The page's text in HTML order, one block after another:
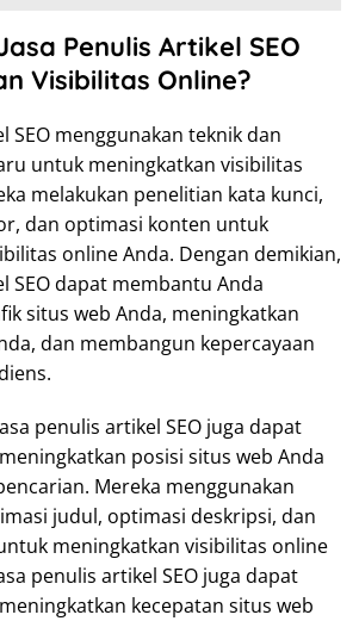
Penulis Artikel SEO
Visibilitas Online?
SEO menggunakan teknik dan
untuk meningkatkan visibilitas
melakukan penelitian kata kunci,
dan optimasi konten untuk
online Anda. Dengan demikian,
SEO dapat membantu Anda
situs web Anda, meningkatkan
dan membangun kepercayaan
penulis artikel SEO juga dapat
posisi situs web Anda
Mereka menggunakan
judul, optimasi deskripsi, dan
meningkatkan visibilitas online
penulis artikel SEO juga dapat
kecepatan situs web